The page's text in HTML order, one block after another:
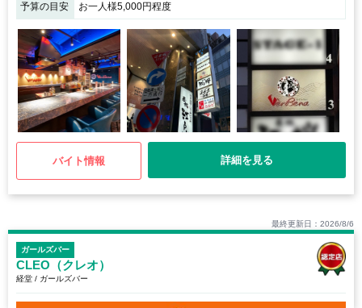
予算の目安 お一人様5,000円程度
バイト情報 詳細を見る
最終更新日：2026/8/6
ガールズバー
CLEO（クレオ）
経堂 / ガールズバー